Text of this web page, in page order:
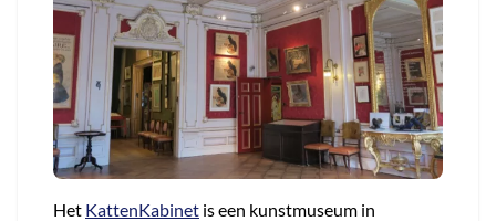
Het KattenKabinet is een kunstmuseum in